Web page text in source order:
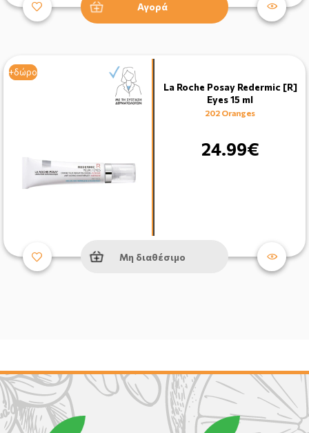
Αγορά
+δώρο
+δώρο
La Roche Posay Redermic [R]
Eyes 15 ml
202 Oranges
24.99€
Μη διαθέσιμο